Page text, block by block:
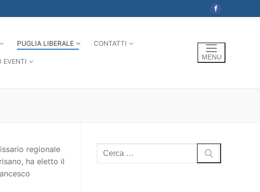
PUGLIA LIBERALE CONTATTI
EVENTI
MENU
regionale
ha eletto il
Cerca: